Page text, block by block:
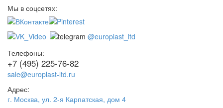
Мы в соцсетях:
@europlast_ltd
Телефоны:
+7 (495) 225-76-82
sale@europlast-ltd.ru
Адрес:
г. Москва, ул. 2-я Карпатская, дом 4